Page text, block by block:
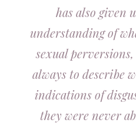
has also given
understanding of
sexual
always to describe
indications of
they were never